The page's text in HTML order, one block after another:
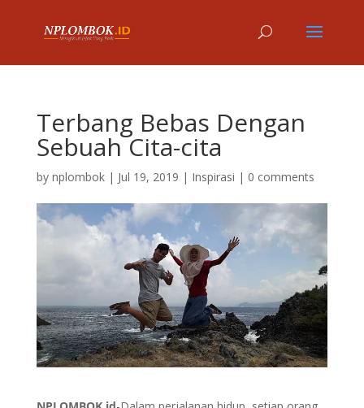
Terbang Bebas Dengan
Sebuah Cita-cita
by nplombok| Jul 19, 2019 | Inspirasi | 0 comments